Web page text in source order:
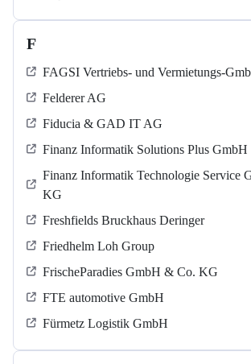
F
FAGSI Vertriebs- und Vermietungs-
Felderer AG
Fiducia & GAD IT AG
Finanz Informatik Solutions Plus GmbH
Finanz Informatik Technologie Service
KG
Freshfields Bruckhaus Deringer
Friedhelm Loh Group
FrischeParadies GmbH & Co. KG
FTE automotive GmbH
Fürmetz Logistik GmbH